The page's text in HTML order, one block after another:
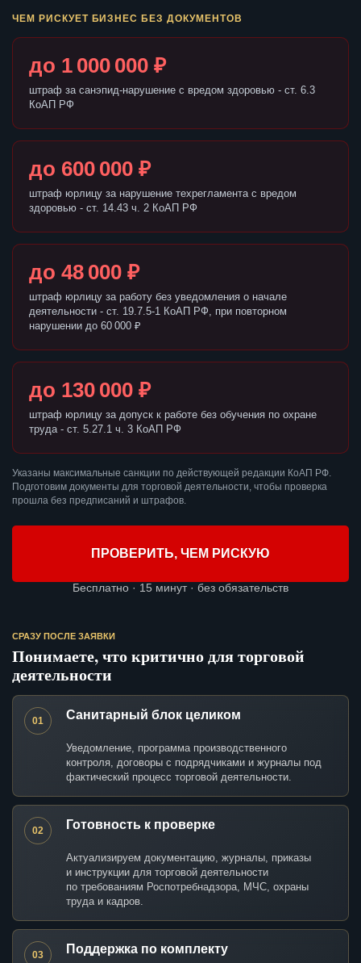
ЧЕМ РИСКУЕТ БИЗНЕС БЕЗ ДОКУМЕНТОВ
до 1 000 000 ₽
штраф за санэпид-нарушение с вредом здоровью - ст. 6.3
КоАП РФ
до 600 000 ₽
штраф юрлицу за нарушение техрегламента с вредом
здоровью - ст. 14.43 ч. 2 КоАП РФ
до 48 000 ₽
штраф юрлицу за работу без уведомления о начале
деятельности - ст. 19.7.5-1 КоАП РФ, при повторном
нарушении до 60 000 ₽
до 130 000 ₽
штраф юрлицу за допуск к работе без обучения по охране
труда - ст. 5.27.1 ч. 3 КоАП РФ
Указаны максимальные санкции по действующей редакции КоАП РФ.
Подготовим документы для торговой деятельности, чтобы проверка
прошла без предписаний и штрафов.
ПРОВЕРИТЬ, ЧЕМ РИСКУЮ
Бесплатно · 15 минут · без обязательств
СРАЗУ ПОСЛЕ ЗАЯВКИ
Понимаете, что критично для торговой
деятельности
01 Санитарный блок целиком
Уведомление, программа производственного
контроля, договоры с подрядчиками и журналы под
фактический процесс торговой деятельности.
02 Готовность к проверке
Актуализируем документацию, журналы, приказы
и инструкции для торговой деятельности
по требованиям Роспотребнадзора, МЧС, охраны
труда и кадров.
03 Поддержка по комплекту